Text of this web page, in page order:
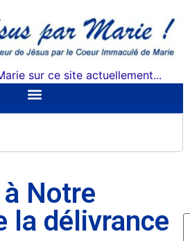
sur ce site actuellement...
Notre
la délivrance